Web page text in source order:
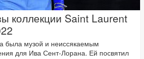
коллекции Saint Laurent
была музой и неиссякаемым
для Ива Сент-Лорана. Ей посвятил